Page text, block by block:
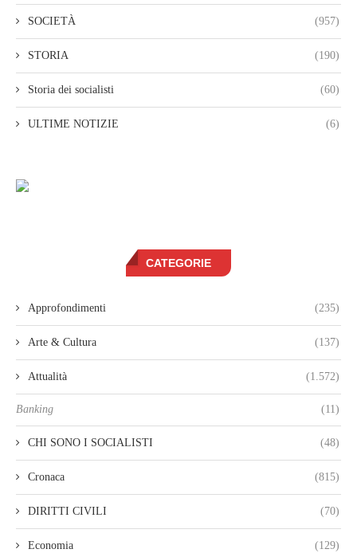
SOCIETÀ (957)
STORIA (190)
Storia dei socialisti (60)
ULTIME NOTIZIE (6)
CATEGORIE
Approfondimenti (235)
Arte & Cultura (137)
Attualità (1.572)
Banking (11)
CHI SONO I SOCIALISTI (48)
Cronaca (815)
DIRITTI CIVILI (70)
Economia (129)